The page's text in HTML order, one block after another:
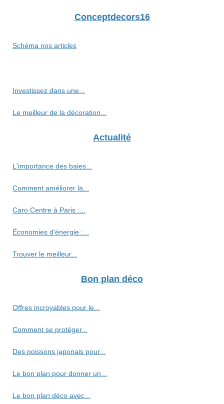
Conceptdecors16
Schéma nos articles
Investissez dans une...
Le meilleur de la décoration...
Actualité
L'importance des baies...
Comment améliorer la...
Caro Centre à Paris :...
Économies d'énergie :...
Trouver le meilleur...
Bon plan déco
Offres incroyables pour le...
Comment se protéger...
Des poissons japonais pour...
Le bon plan pour donner un...
Le bon plan déco avec...